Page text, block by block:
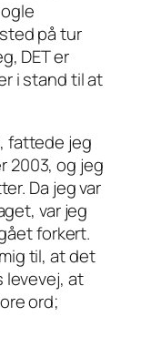
på tur
DET er
i stand til at
fattede jeg
2003, og jeg
Da jeg var
var jeg
forkert.
til, at det
levevej, at
ord;